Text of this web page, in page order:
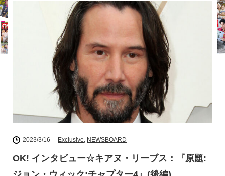
2023/3/16 Exclusive, NEWSBOARD
OK! インタビュー☆キアヌ・リーブス：『原題: